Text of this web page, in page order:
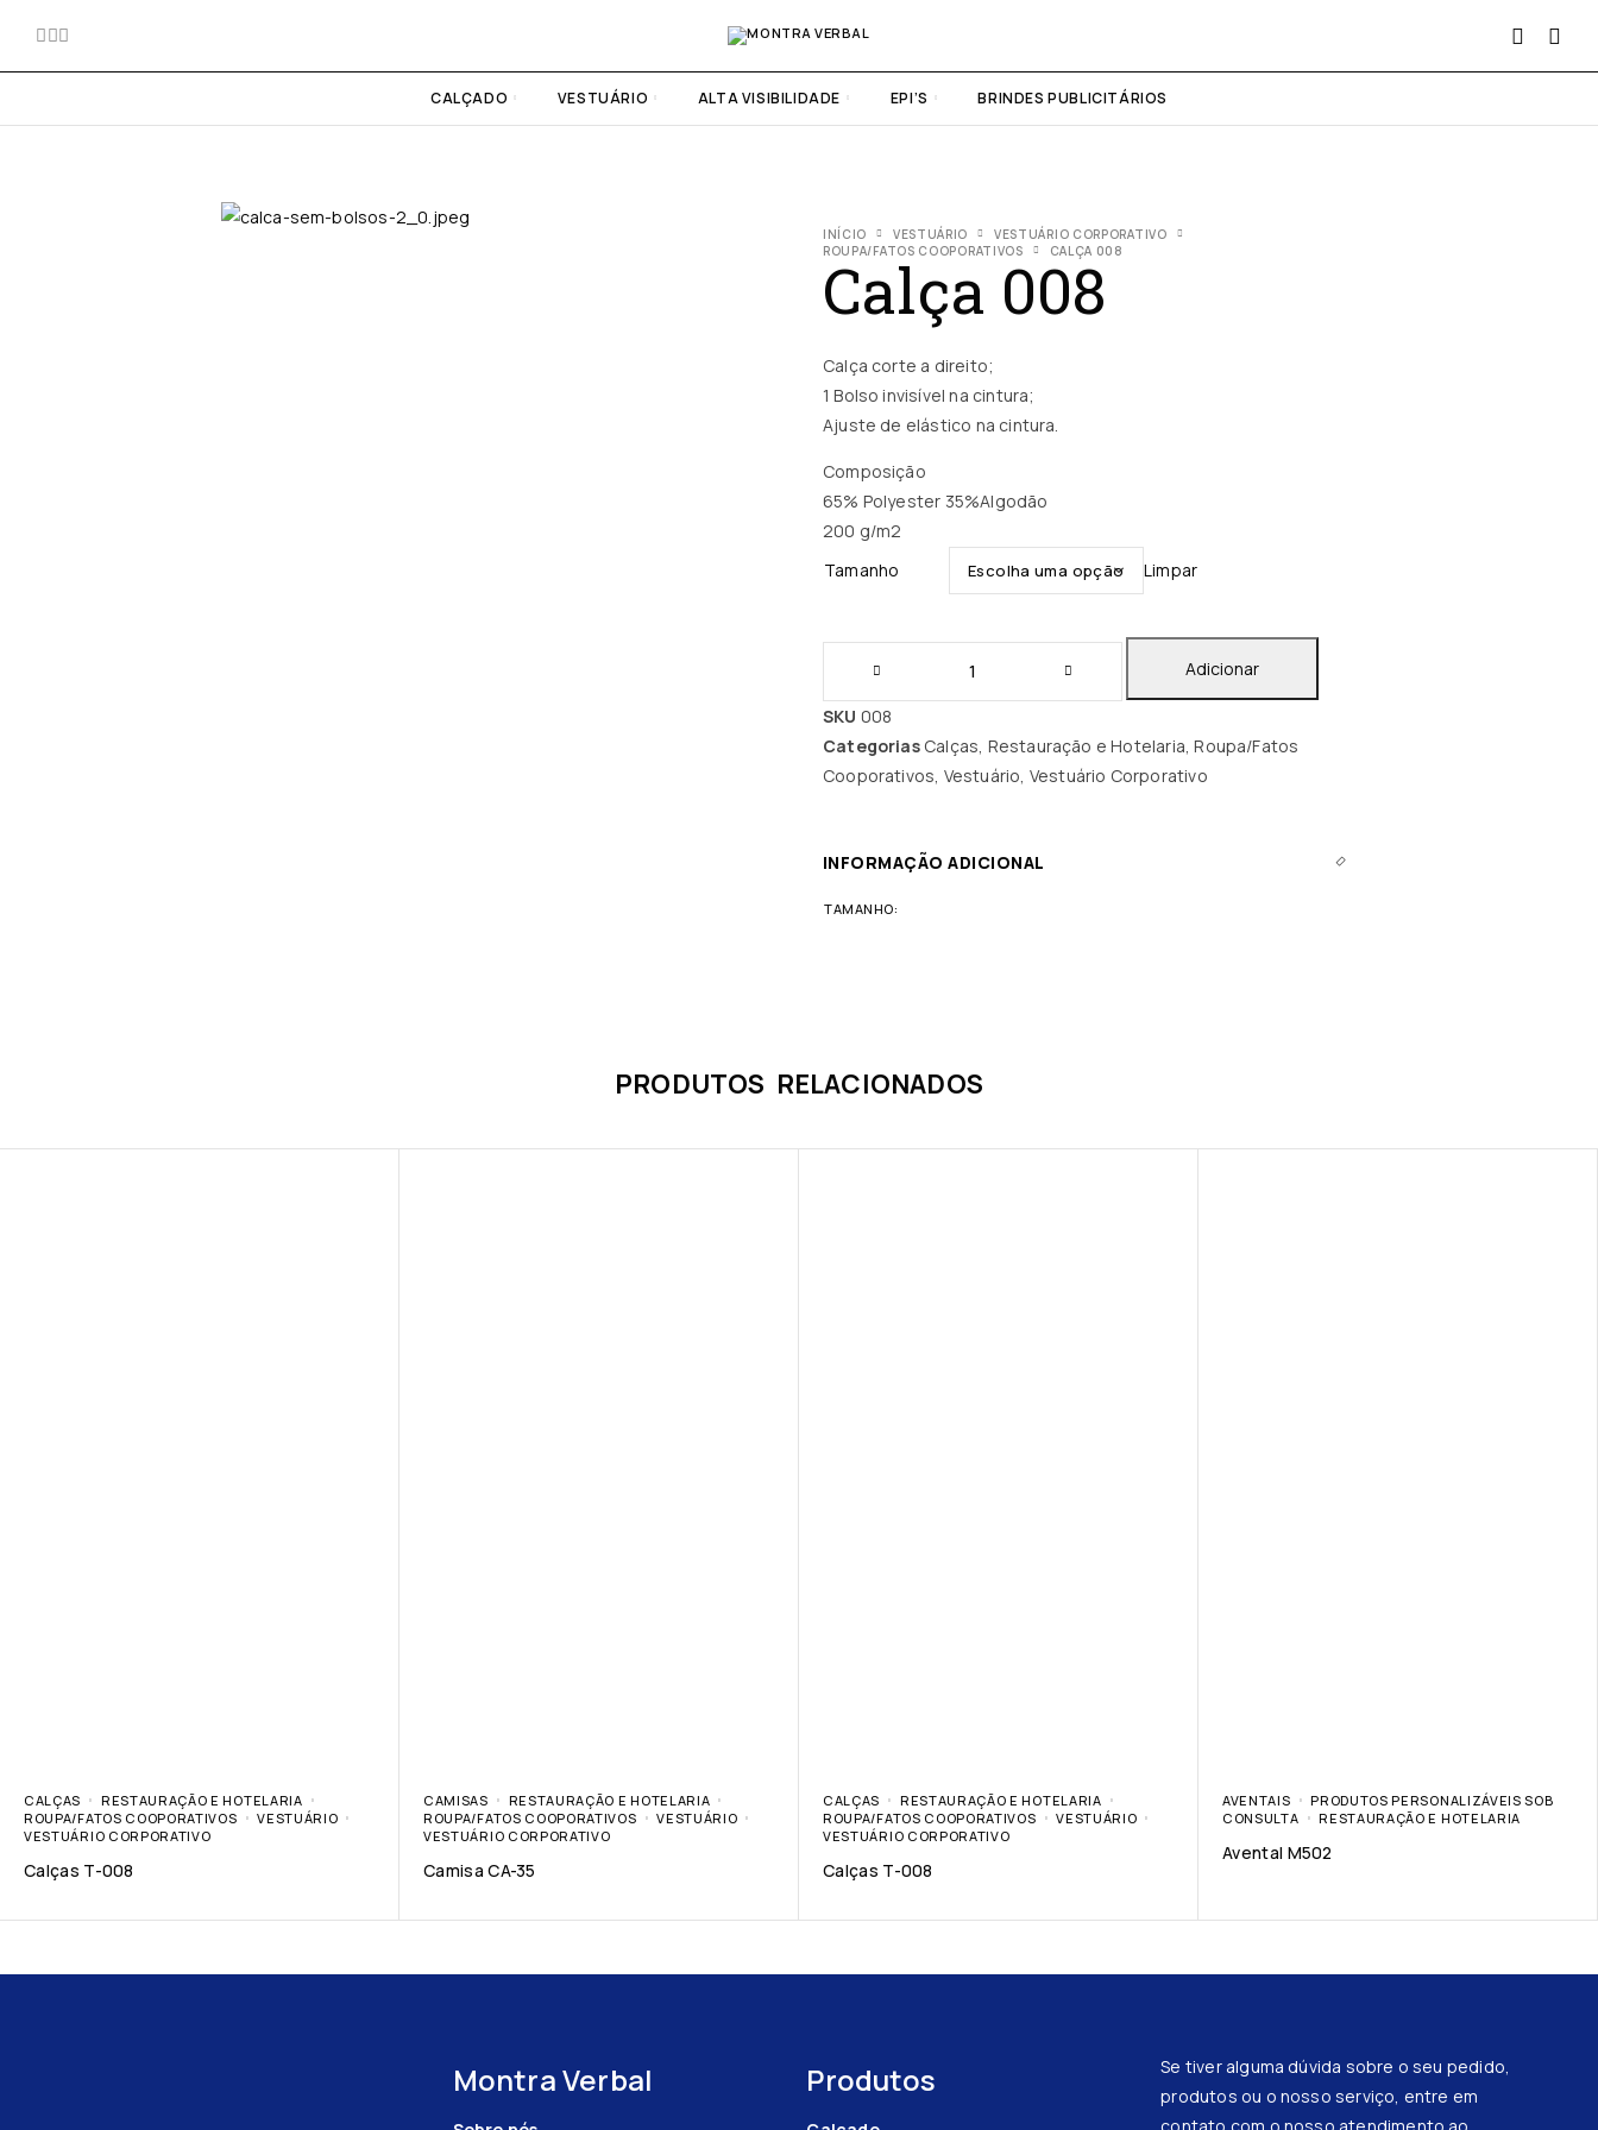
CALÇADO VESTUÁRIO ALTA VISIBILIDADE EPI’S BRINDES PUBLICITÁRIOS
INÍCIO VESTUÁRIO
VESTUÁRIO CORPORATIVO
ROUPA/FATOS COOPORATIVOS
CALÇA 008
Calça 008
Calça corte a direito;
1 Bolso invisível na cintura;
Ajuste de elástico na cintura.
Composição
65% Polyester 35%Algodão
200 g/m2
Tamanho
Limpar
Adicionar
SKU 008
Categorias Calças Restauração e Hotelaria ,Roupa/Fatos
Cooporativos Vestuário Vestuário Corporativo
INFORMAÇÃO ADICIONAL
TAMANHO
PRODUTOS RELACIONADOS
CALÇAS
RESTAURAÇÃO E HOTELARIA
ROUPA/FATOS COOPORATIVOS
VESTUÁRIO
VESTUÁRIO CORPORATIVO
Calças T-008
CAMISAS
RESTAURAÇÃO E HOTELARIA
ROUPA/FATOS COOPORATIVOS
VESTUÁRIO
VESTUÁRIO CORPORATIVO
Camisa CA-35
CALÇAS
RESTAURAÇÃO E HOTELARIA
ROUPA/FATOS COOPORATIVOS
VESTUÁRIO
VESTUÁRIO CORPORATIVO
Calças T-008
AVENTAIS
PRODUTOS PERSONALIZÁVEIS SOB
CONSULTA
RESTAURAÇÃO E HOTELARIA
Avental M502
Montra Verbal Produtos
Se tiver alguma dúvida sobre o seu pedido,
produtos ou o nosso serviço, entre em